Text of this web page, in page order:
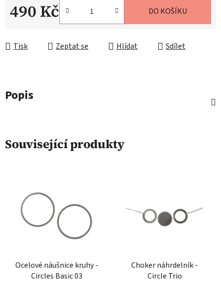
490 Kč DO KOŠÍKU
Tisk Zeptat se Hlídat Sdílet
Popis
Související produkty
Ocelové náušnice kruhy -
Circles Basic 03
Choker náhrdelník -
Circle Trio